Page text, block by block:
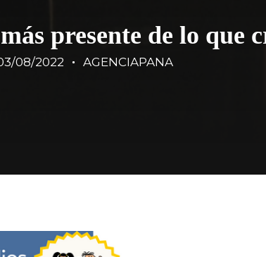
presente de lo que
08/2022 AGENCIAPANA